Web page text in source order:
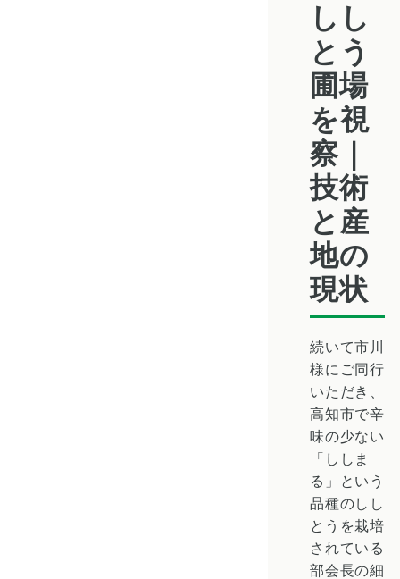
しし
とう
圃場
を視
察｜
技術
と産
地の
現状
続いて市川
様にご同行
いただき、
高知市で辛
味の少ない
「ししま
る」という
品種のしし
とうを栽培
されている
部会長の細